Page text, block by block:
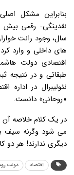
سال، وجود رانت
های داخلی و وارد
«روحانی» دانست.
در یک کلام خلاصه آن
می شود وگرنه سیف
دیگری ندارند! هر دو
اقتصاد دولت